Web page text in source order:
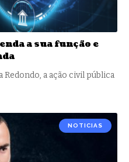
a sua função e
a ação civil pública
NOTICIAS